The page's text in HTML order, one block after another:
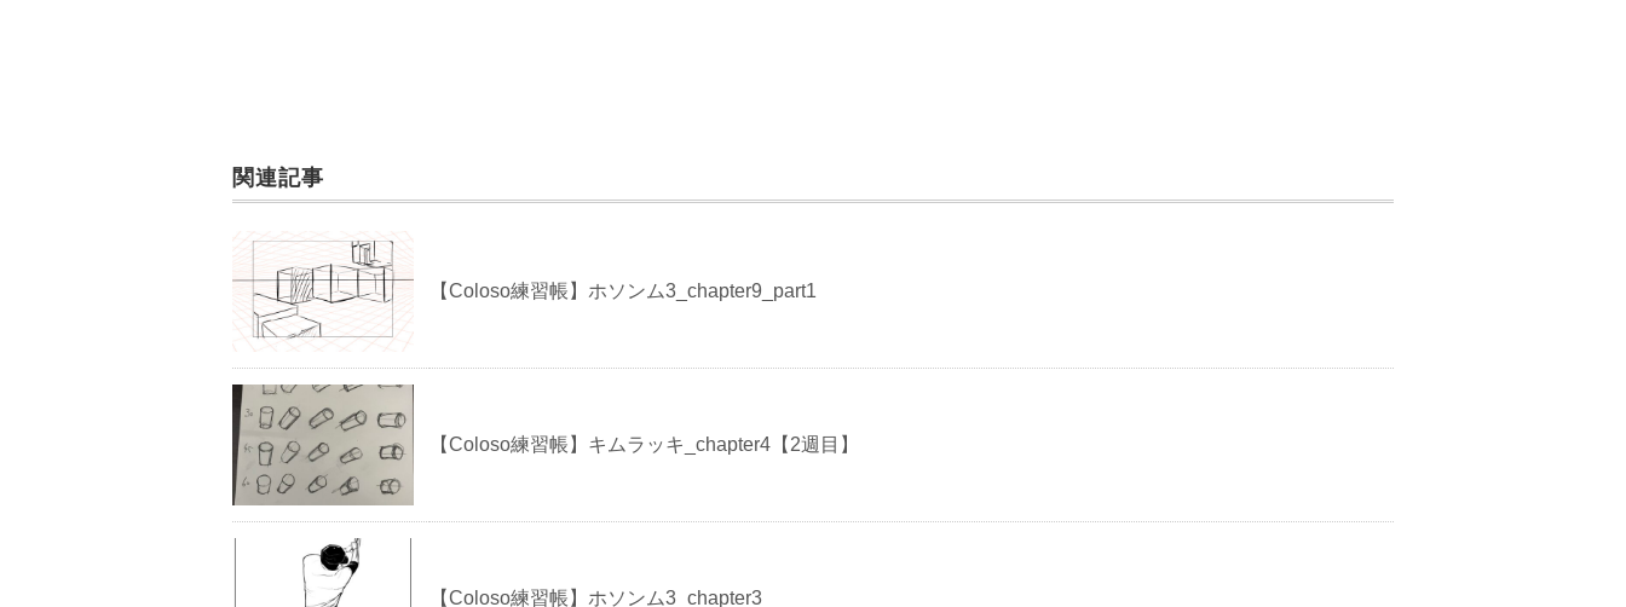
関連記事
【Coloso練習帳】ホソンム3_chapter9_part1
【Coloso練習帳】キムラッキ_chapter4【2週目】
【Coloso練習帳】ホソンム3_chapter3